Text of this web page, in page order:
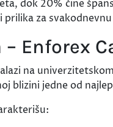
dok 20% čine
prilika za
– Enforex
na
blizini jedne od